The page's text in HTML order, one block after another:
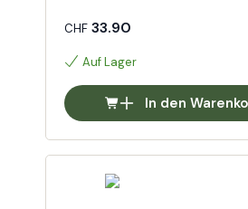
CHF33.90
Auf Lager
In den